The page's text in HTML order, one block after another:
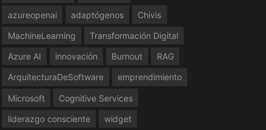
azureopenai adaptógenos Chivis
MachineLearning Transformación Digital
Azure AI innovación Burnout RAG
ArquitecturaDeSoftware emprendimiento
Microsoft Cognitive Services
liderazgo consciente widget